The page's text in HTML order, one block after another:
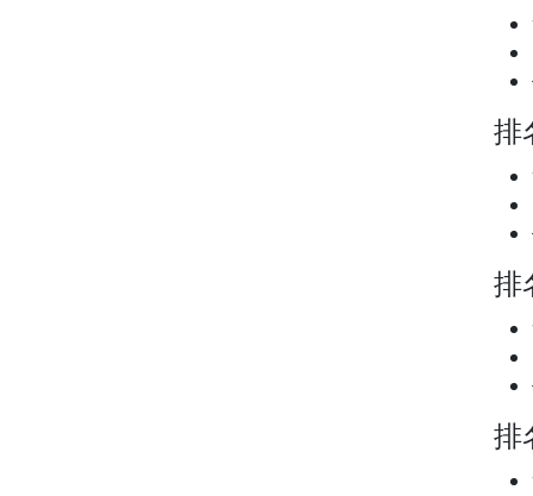
排
排
排